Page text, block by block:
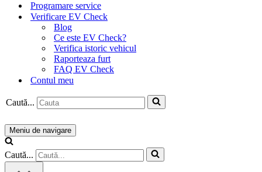
Programare service
Verificare EV Check
Blog
Ce este EV Check?
Verifica istoric vehicul
Raporteaza furt
FAQ EV Check
Contul meu
Caută...
Meniu de navigare
Caută...